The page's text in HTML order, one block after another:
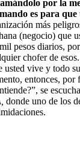
por la
es para que
más
(negocio) que
pesos diarios,
chofer de
usted vive y todo
entonces,
se
donde uno de los